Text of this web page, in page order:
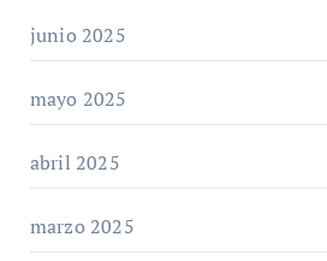
junio 2025
mayo 2025
abril 2025
marzo 2025